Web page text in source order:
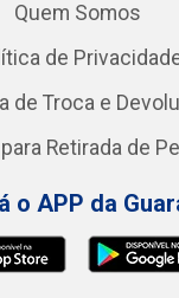
Quem Somos
de
de Troca e
Retirada de
o APP da